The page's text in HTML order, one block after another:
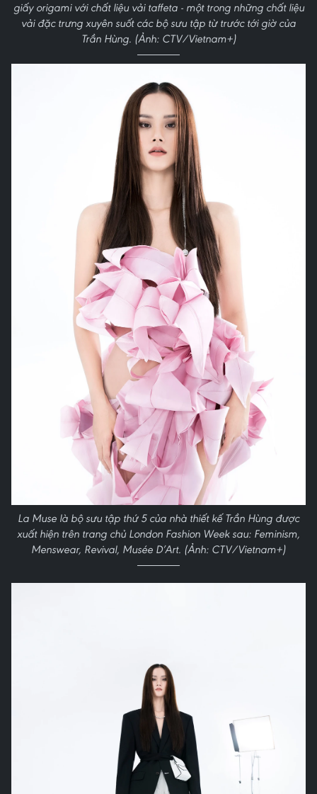
giấy origami với chất liệu vải taffeta - một trong những chất liệu
vải đặc trưng xuyên suốt các bộ sưu tập từ trước tới giờ của
Trần Hùng. (Ảnh: CTV/Vietnam+)
La Muse là bộ sưu tập thứ 5 của nhà thiết kế Trần Hùng được
xuất hiện trên trang chủ London Fashion Week sau: Feminism,
Menswear, Revival, Musée D’Art. (Ảnh: CTV/Vietnam+)